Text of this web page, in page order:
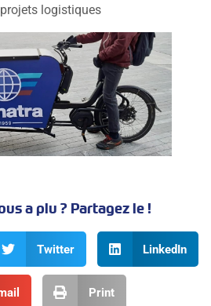
logistiques
a plu ? Partagez le !
Twitter LinkedIn
Print